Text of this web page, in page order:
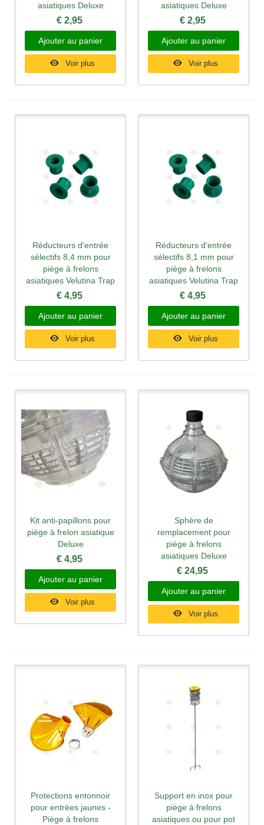
asiatiques Deluxe
€ 2,95
Ajouter au panier
Voir plus
asiatiques Deluxe
€ 2,95
Ajouter au panier
Voir plus
Réducteurs d'entrée
sélectifs 8,4 mm pour
piège à frelons
asiatiques Velutina Trap
€ 4,95
Ajouter au panier
Voir plus
Réducteurs d'entrée
sélectifs 8,1 mm pour
piège à frelons
asiatiques Velutina Trap
€ 4,95
Ajouter au panier
Voir plus
Kit anti-papillons pour
piège à frelon asiatique
Deluxe
€ 4,95
Ajouter au panier
Voir plus
Sphère de
remplacement pour
piège à frelons
asiatiques Deluxe
€ 24,95
Ajouter au panier
Voir plus
Protections entonnoir
pour entrées jaunes -
Piège à frelons
Support en inox pour
piège à frelons
asiatiques ou pour pot